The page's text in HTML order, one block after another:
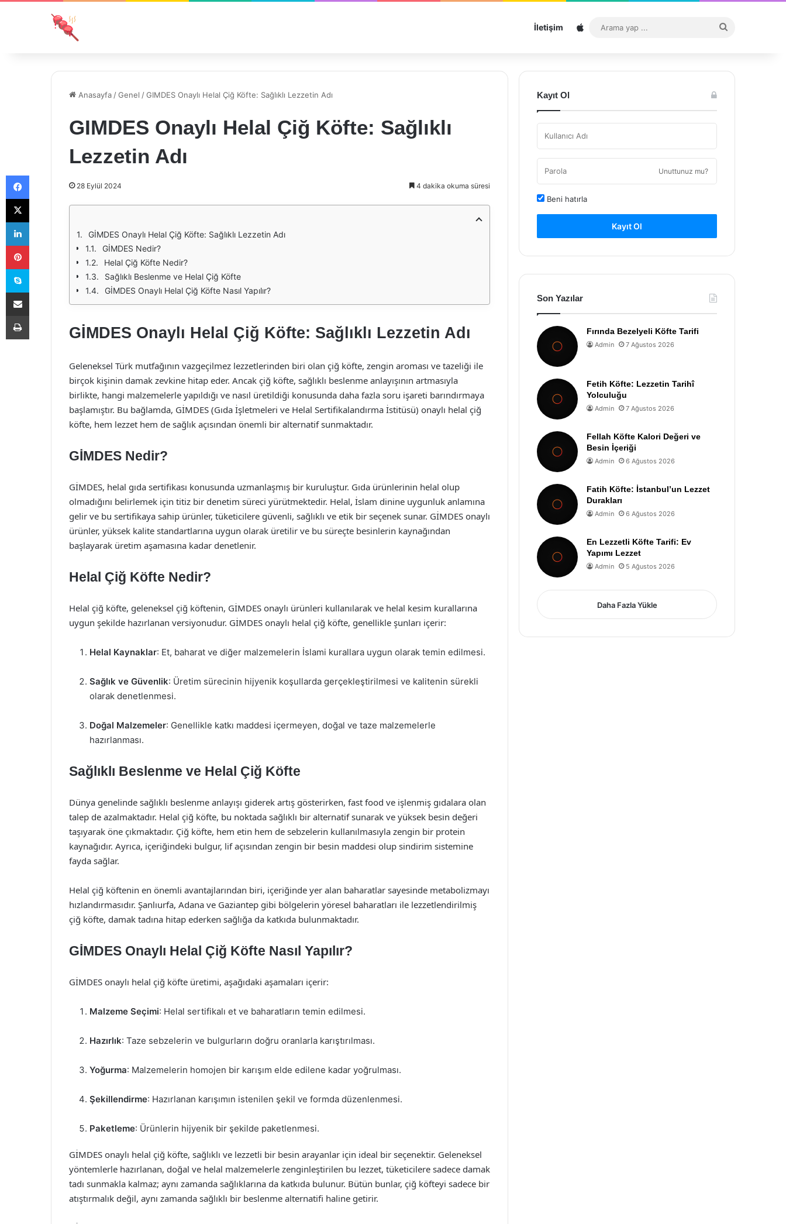
İletişim Sitemap
...
Anasayfa /Genel /GIMDES Onaylı Helal Çiğ Köfte: Sağlıklı Lezzetin Adı
GIMDES Onaylı Helal Çiğ Köfte: Sağlıklı
Lezzetin Adı
28 Eylül 2024 4 dakika okuma süresi
GİMDES Onaylı Helal Çiğ Köfte: Sağlıklı Lezzetin Adı
GİMDES Nedir?
Helal Çiğ Köfte Nedir?
Sağlıklı Beslenme ve Helal Çiğ Köfte
GİMDES Onaylı Helal Çiğ Köfte Nasıl Yapılır?
GİMDES Onaylı Helal Çiğ Köfte: Sağlıklı Lezzetin Adı
Geleneksel Türk mutfağının vazgeçilmez lezzetlerinden biri olan çiğ köfte, zengin aroması ve tazeliği ile
birçok kişinin damak zevkine hitap eder. Ancak çiğ köfte, sağlıklı beslenme anlayışının artmasıyla
birlikte, hangi malzemelerle yapıldığı ve nasıl üretildiği konusunda daha fazla soru işareti barındırmaya
başlamıştır. Bu bağlamda, GİMDES (Gıda İşletmeleri ve Helal Sertifikalandırma İstitüsü) onaylı helal çiğ
köfte, hem lezzet hem de sağlık açısından önemli bir alternatif sunmaktadır.
GİMDES Nedir?
GİMDES, helal gıda sertifikası konusunda uzmanlaşmış bir kuruluştur. Gıda ürünlerinin helal olup
olmadığını belirlemek için titiz bir denetim süreci yürütmektedir. Helal, İslam dinine uygunluk anlamına
gelir ve bu sertifikaya sahip ürünler, tüketicilere güvenli, sağlıklı ve etik bir seçenek sunar. GİMDES onaylı
ürünler, yüksek kalite standartlarına uygun olarak üretilir ve bu süreçte besinlerin kaynağından
başlayarak üretim aşamasına kadar denetlenir.
Helal Çiğ Köfte Nedir?
Helal çiğ köfte, geleneksel çiğ köftenin, GİMDES onaylı ürünleri kullanılarak ve helal kesim kurallarına
uygun şekilde hazırlanan versiyonudur. GİMDES onaylı helal çiğ köfte, genellikle şunları içerir:
Helal Kaynaklar: Et, baharat ve diğer malzemelerin İslami kurallara uygun olarak temin edilmesi.
Sağlık ve Güvenlik: Üretim sürecinin hijyenik koşullarda gerçekleştirilmesi ve kalitenin sürekli
olarak denetlenmesi.
Doğal Malzemeler: Genellikle katkı maddesi içermeyen, doğal ve taze malzemelerle
hazırlanması.
Sağlıklı Beslenme ve Helal Çiğ Köfte
Dünya genelinde sağlıklı beslenme anlayışı giderek artış gösterirken, fast food ve işlenmiş gıdalara olan
talep de azalmaktadır. Helal çiğ köfte, bu noktada sağlıklı bir alternatif sunarak ve yüksek besin değeri
taşıyarak öne çıkmaktadır. Çiğ köfte, hem etin hem de sebzelerin kullanılmasıyla zengin bir protein
kaynağıdır. Ayrıca, içeriğindeki bulgur, lif açısından zengin bir besin maddesi olup sindirim sistemine
fayda sağlar.
Helal çiğ köftenin en önemli avantajlarından biri, içeriğinde yer alan baharatlar sayesinde metabolizmayı
hızlandırmasıdır. Şanlıurfa, Adana ve Gaziantep gibi bölgelerin yöresel baharatları ile lezzetlendirilmiş
çiğ köfte, damak tadına hitap ederken sağlığa da katkıda bulunmaktadır.
GİMDES Onaylı Helal Çiğ Köfte Nasıl Yapılır?
GİMDES onaylı helal çiğ köfte üretimi, aşağıdaki aşamaları içerir:
Malzeme Seçimi: Helal sertifikalı et ve baharatların temin edilmesi.
Hazırlık: Taze sebzelerin ve bulgurların doğru oranlarla karıştırılması.
Yoğurma: Malzemelerin homojen bir karışım elde edilene kadar yoğrulması.
Şekillendirme: Hazırlanan karışımın istenilen şekil ve formda düzenlenmesi.
Paketleme: Ürünlerin hijyenik bir şekilde paketlenmesi.
GİMDES onaylı helal çiğ köfte, sağlıklı ve lezzetli bir besin arayanlar için ideal bir seçenektir. Geleneksel
yöntemlerle hazırlanan, doğal ve helal malzemelerle zenginleştirilen bu lezzet, tüketicilere sadece damak
tadı sunmakla kalmaz; aynı zamanda sağlıklarına da katkıda bulunur. Bütün bunlar, çiğ köfteyi sadece bir
atıştırmalık değil, aynı zamanda sağlıklı bir beslenme alternatifi haline getirir.
Kayıt Ol
Unuttunuz mu?
Beni hatırla
Kayıt Ol
Son Yazılar
Fırında Bezelyeli Köfte Tarifi
Admin 7 Ağustos 2026
Fetih Köfte: Lezzetin Tarihî
Yolculuğu
Admin 7 Ağustos 2026
Fellah Köfte Kalori Değeri ve
Besin İçeriği
Admin 6 Ağustos 2026
Fatih Köfte: İstanbul’un Lezzet
Durakları
Admin 6 Ağustos 2026
En Lezzetli Köfte Tarifi: Ev
Yapımı Lezzet
Admin 5 Ağustos 2026
Daha Fazla Yükle
Facebook
X
LinkedIn
Pinterest
Skype
E-Posta ile paylaş